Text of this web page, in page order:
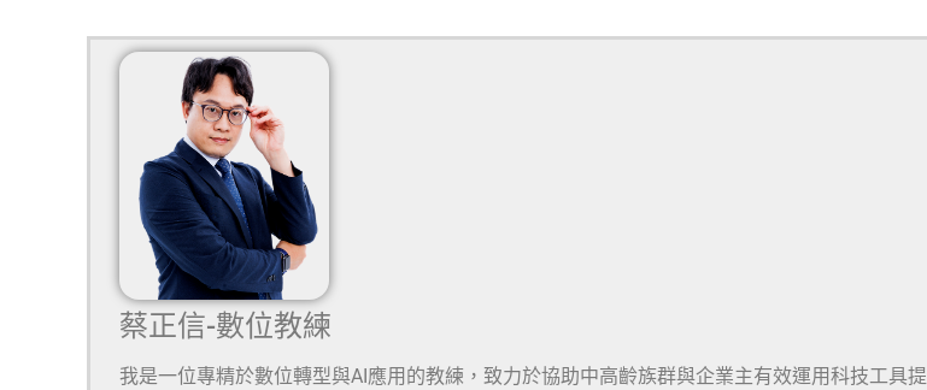
蔡正信-數位教練
我是一位專精於數位轉型與AI應用的教練，致力於協助中高齡族群與企業主有效運用科技工具提